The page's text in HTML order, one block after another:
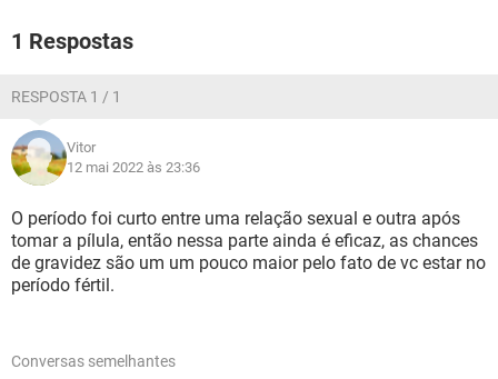
1 Respostas
RESPOSTA 1 / 1
Vitor
12 mai 2022 às 23:36
O período foi curto entre uma relação sexual e outra após
tomar a pílula, então nessa parte ainda é eficaz, as chances
de gravidez são um um pouco maior pelo fato de vc estar no
período fértil.
Conversas semelhantes